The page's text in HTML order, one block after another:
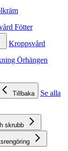
Fötter
Kroppsvård
Örhängen
Tillbaka
Se alla
skrubb